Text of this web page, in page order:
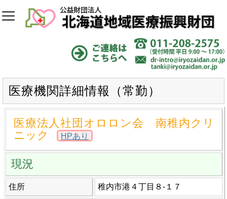
医療機関詳細情報（常勤）
医療法人社団オロロン会 南稚内クリ
ニック
HPあり
現況
住所 稚内市港４丁目８-１７